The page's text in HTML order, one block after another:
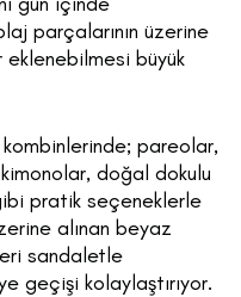
parçalarının üzerine
eklenebilmesi büyük
kombinlerinde; pareolar,
doğal dokulu
pratik seçeneklerle
alınan beyaz
sandaletle
geçişi kolaylaştırıyor.